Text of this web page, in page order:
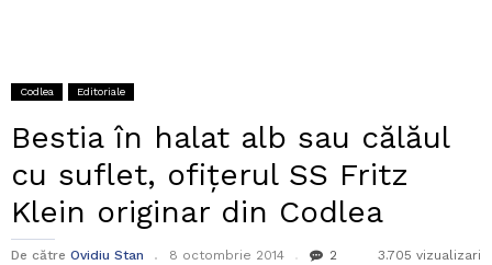
Codlea Editoriale
Bestia în halat alb sau călăul
cu suflet, ofițerul SS Fritz
Klein originar din Codlea
De către Ovidiu Stan 8 octombrie 2014 2 3.705 vizualizari